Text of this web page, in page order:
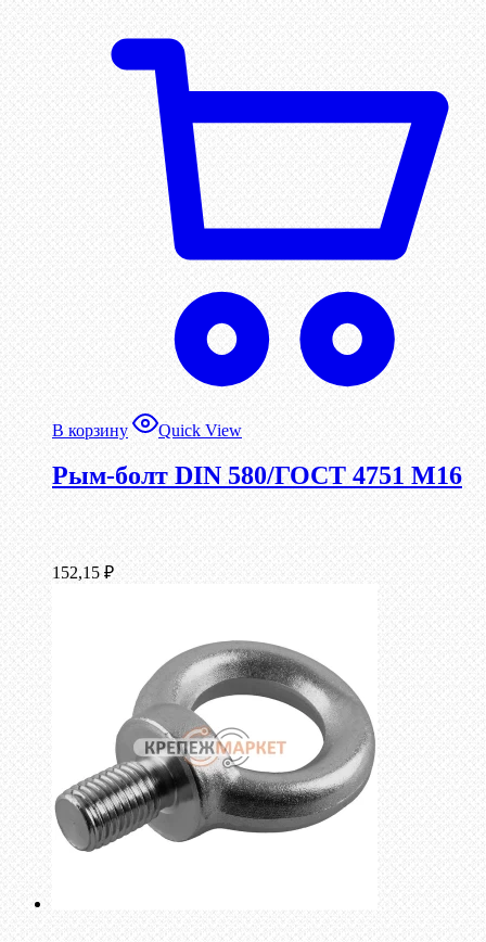
В корзину Quick View
Рым-болт DIN 580/ГОСТ 4751 М16
152,15 ₽